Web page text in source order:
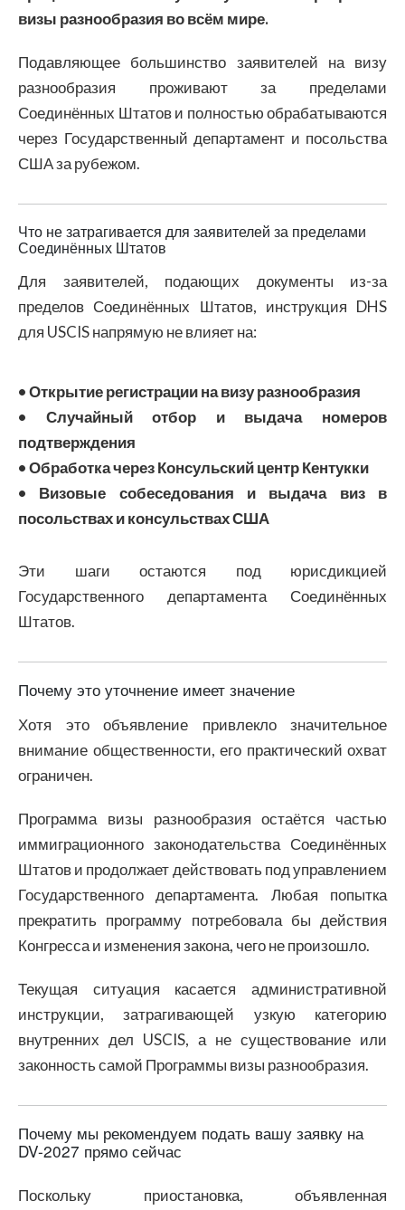
визы разнообразия во всём мире.
Подавляющее большинство заявителей на визу
разнообразия проживают за пределами
Соединённых Штатов и полностью обрабатываются
через Государственный департамент и посольства
США за рубежом.
Что не затрагивается для заявителей за пределами
Соединённых Штатов
Для заявителей, подающих документы из-за
пределов Соединённых Штатов, инструкция DHS
для USCIS напрямую не влияет на:
• Открытие регистрации на визу разнообразия
• Случайный отбор и выдача номеров
подтверждения
• Обработка через Консульский центр Кентукки
• Визовые собеседования и выдача виз в
посольствах и консульствах США
Эти шаги остаются под юрисдикцией
Государственного департамента Соединённых
Штатов.
Почему это уточнение имеет значение
Хотя это объявление привлекло значительное
внимание общественности, его практический охват
ограничен.
Программа визы разнообразия остаётся частью
иммиграционного законодательства Соединённых
Штатов и продолжает действовать под управлением
Государственного департамента. Любая попытка
прекратить программу потребовала бы действия
Конгресса и изменения закона, чего не произошло.
Текущая ситуация касается административной
инструкции, затрагивающей узкую категорию
внутренних дел USCIS, а не существование или
законность самой Программы визы разнообразия.
Почему мы рекомендуем подать вашу заявку на
DV-2027 прямо сейчас
Поскольку приостановка, объявленная